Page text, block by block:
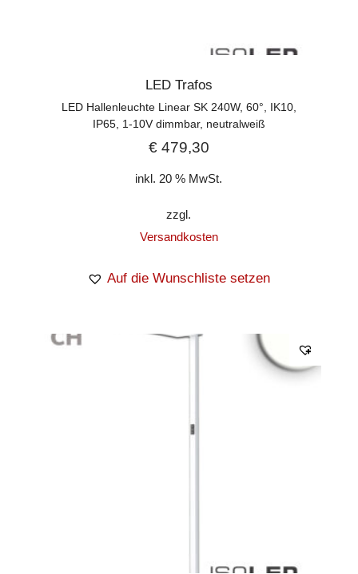
LED Trafos
LED Hallenleuchte Linear SK 240W, 60°, IK10,
IP65, 1-10V dimmbar, neutralweiß
€479,30
inkl. 20 % MwSt.
zzgl.
Versandkosten
Auf die Wunschliste setzen